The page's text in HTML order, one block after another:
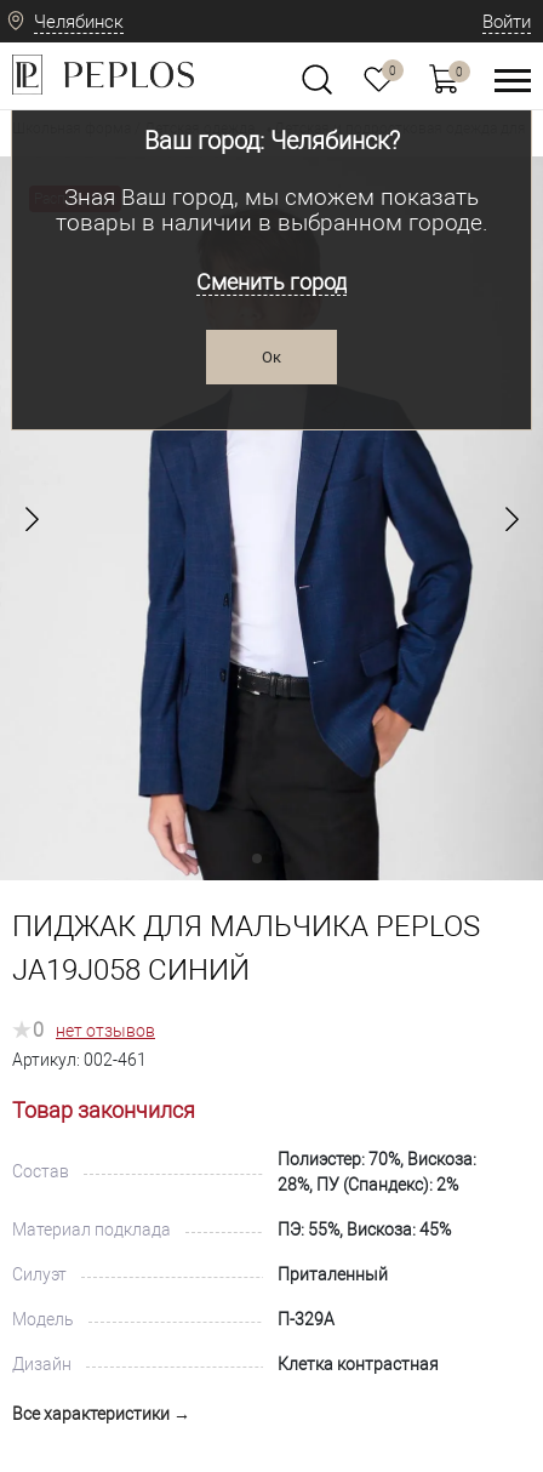
Челябинск
Ваш город: Челябинск?
Зная Ваш город, мы сможем показать
товары в наличии в выбранном городе.
Сменить город
Ок
Войти
0 0
Школьная форма / Детская одежда Детская и подростковая одежда для
Распродажа
ПИДЖАК ДЛЯ МАЛЬЧИКА PEPLOS
JA19J058 СИНИЙ
0
нет отзывов
Артикул: 002-461
Товар закончился
Состав
Полиэстер: 70%, Вискоза:
28%, ПУ (Спандекс): 2%
Материал подклада ПЭ: 55%, Вискоза: 45%
Силуэт Приталенный
Модель П-329А
Дизайн Клетка контрастная
Все характеристики →